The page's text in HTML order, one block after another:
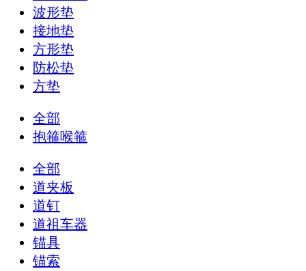
波形垫
接地垫
方形垫
防松垫
方垫
全部
抱箍喉箍
全部
道夹板
道钉
道祖车器
锚具
锚索